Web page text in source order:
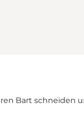
Bart schneiden